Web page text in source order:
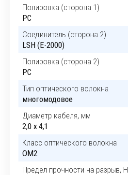
Полировка (сторона 1)
PC
Соединитель (сторона 2)
LSH (E-2000)
Полировка (сторона 2)
PC
Тип оптического волокна
многомодовое
Диаметр кабеля, мм
2,0 x 4,1
Класс оптического волокна
OM2
Предел прочности на разрыв, H